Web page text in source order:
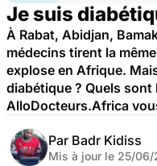
Je suis
À Rabat, Abidjan,
médecins tirent la
explose en Afrique.
diabétique ? Quels
AlloDocteurs.Africa
Par Badr Kidiss
Mis à jour le 25/06/